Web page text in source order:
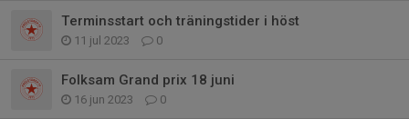
Terminsstart och träningstider i höst
11 jul 2023 0
Folksam Grand prix 18 juni
16 jun 2023 0